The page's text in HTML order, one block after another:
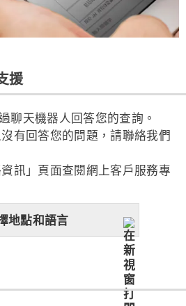
援
聊天機器人回答您的查詢。
有回答您的問題，請聯絡我們
訊」頁面查閱網上客戶服務專
地點和語言